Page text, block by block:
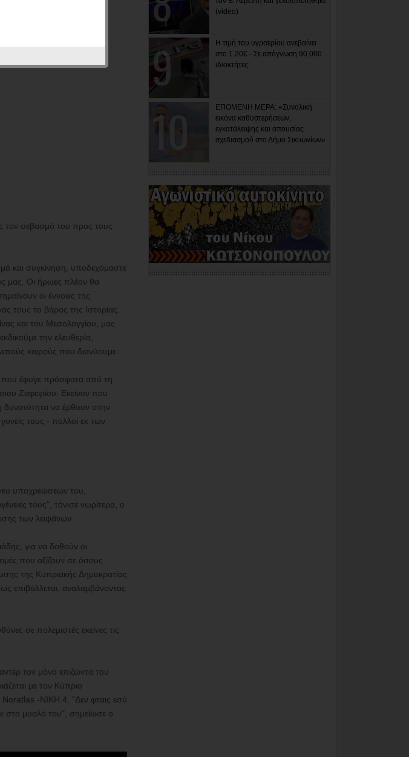
τον σεβασμό του προς τους
και συγκίνηση, υποδεχόμαστε
μας. Οι ήρωες πλέον θα
οι έννοιες της
τους το βάρος της Ιστορίας.
και του Μεσολογγίου, μας
την ελευθερία,
καιρούς που διανύουμε.
που έφυγε πρόσφατα από τη
Ζαφειρίου. Εκείνον που
δυνατότητα να έρθουν στην
τους - πολλοί εκ των
υποχρεώσεων του,
τους", τόνισε νωρίτερα, ο
των λειψάνων.
για να δοθούν οι
που αξίζουν σε όσους
της Κυπριακής Δημοκρατίας
επιβάλλεται, αναλαμβάνοντας
σε πολεμιστές εκείνες τις
τον μόνο επιζώντα του
με τον Κύπριο
-ΝΙΚΗ 4. "Δεν φταις εσύ
στο μυαλό του", σημείωσε ο
(video)
Η τιμή του υγραερίου ανεβαίνει
στο 1.20€ - Σε απόγνωση 90.000
ιδιοκτήτες
ΕΠΟΜΕΝΗ ΜΕΡΑ: «Συνολική
εικόνα καθυστερήσεων,
εγκατάλειψης και απουσίας
σχεδιασμού στο Δήμο Σικυωνίων»